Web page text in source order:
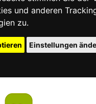
und anderen
zu.
Einstellungen